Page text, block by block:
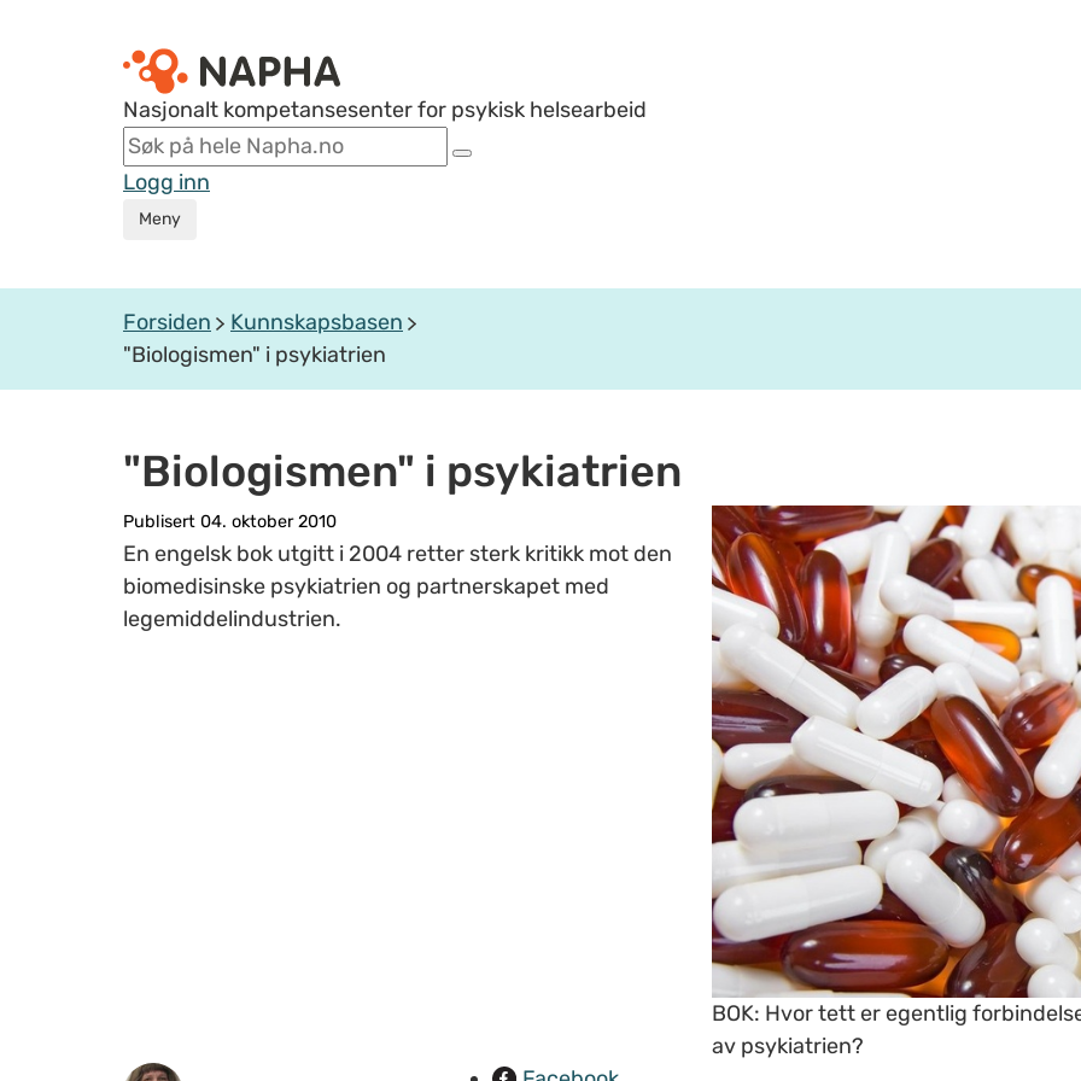
Nasjonalt kompetansesenter for psykisk helsearbeid
Logg inn
Meny
Forsiden
Kunnskapsbasen
"Biologismen" i psykiatrien
"Biologismen" i psykiatrien
Publisert 04. oktober 2010
En engelsk bok utgitt i 2004 retter sterk kritikk mot den
biomedisinske psykiatrien og partnerskapet med
legemiddelindustrien.
BOK: Hvor tett er egentlig
av psykiatrien?